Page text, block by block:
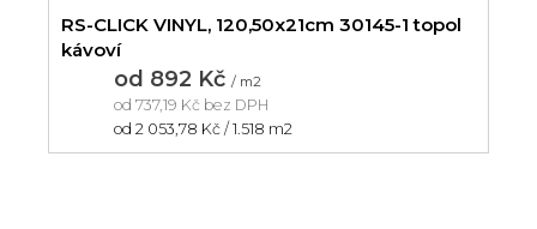
RS-CLICK VINYL, 120,50x21cm 30145-1 topol
kávoví
od 892 Kč / m2
od 737,19 Kč bez DPH
Měrná
od 2 053,78 Kč / 1.518 m2